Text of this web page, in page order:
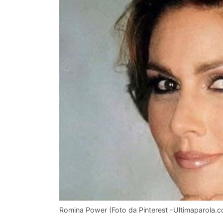
Romina Power (Foto da Pinterest -